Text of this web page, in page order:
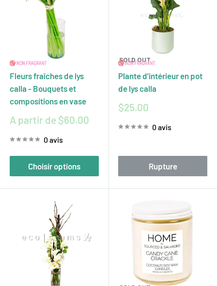
Fleurs fraîches de lys
calla - Bouquets et
compositions en vase
Prix
réduit
A partir de $60.00
0 avis
Choisir options
SOLD OUT
Plante d'intérieur en pot
de lys calla
Prix
$25.00
0 avis
Rupture